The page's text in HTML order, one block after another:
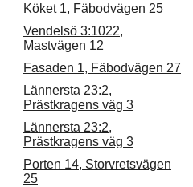
Köket 1, Fäbodvägen 25
Vendelsö 3:1022,
Mastvägen 12
Fasaden 1, Fäbodvägen 27
Lännersta 23:2,
Prästkragens väg 3
Lännersta 23:2,
Prästkragens väg 3
Porten 14, Storvretsvägen
25